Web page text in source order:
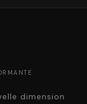
dimension